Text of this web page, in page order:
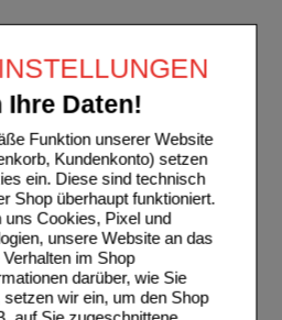
Daten!
Funktion unserer Website
Kundenkonto) setzen
ein. Diese sind technisch
Shop überhaupt funktioniert.
uns Cookies, Pixel und
unsere Website an das
im Shop
darüber, wie Sie
wir ein, um den Shop